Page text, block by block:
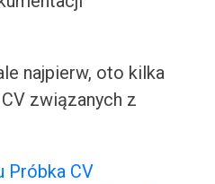
najpierw, oto kilka
związanych z
Próbka CV